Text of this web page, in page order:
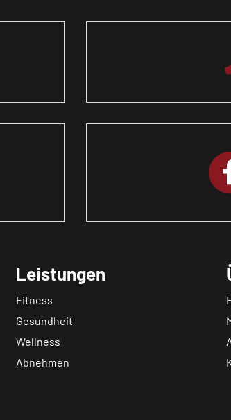
Leistungen
Fitness
Gesundheit
Wellness
Abnehmen